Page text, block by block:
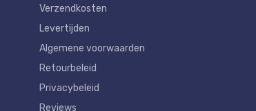
Verzendkosten
Levertijden
Algemene voorwaarden
Retourbeleid
Privacybeleid
Reviews